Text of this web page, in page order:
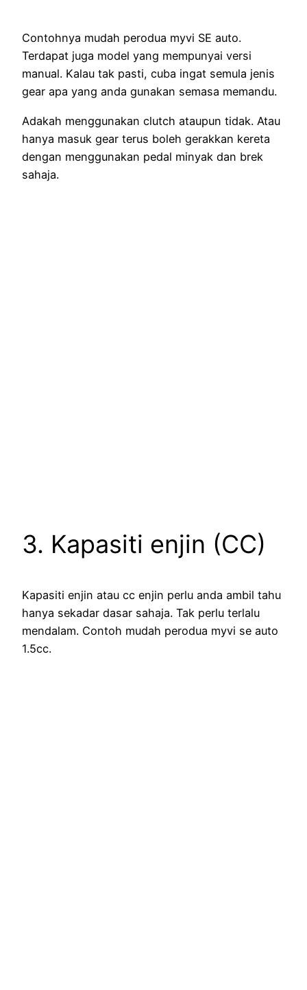
Contohnya mudah perodua myvi SE auto.
Terdapat juga model yang mempunyai versi
manual. Kalau tak pasti, cuba ingat semula jenis
gear apa yang anda gunakan semasa memandu.
Adakah menggunakan clutch ataupun tidak. Atau
hanya masuk gear terus boleh gerakkan kereta
dengan menggunakan pedal minyak dan brek
sahaja.
3. Kapasiti enjin (CC)
Kapasiti enjin atau cc enjin perlu anda ambil tahu
hanya sekadar dasar sahaja. Tak perlu terlalu
mendalam. Contoh mudah perodua myvi se auto
1.5cc.